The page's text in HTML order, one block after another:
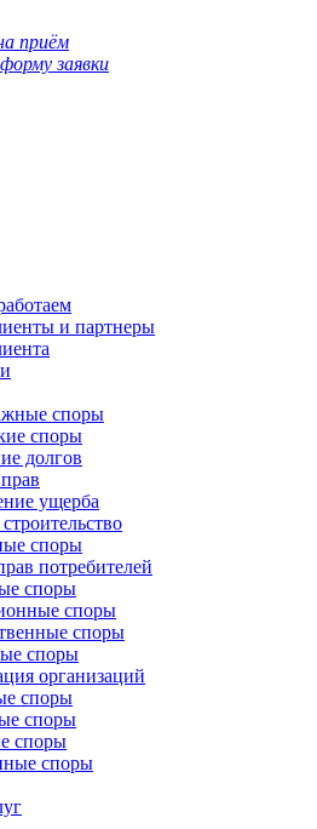
приём
заявки
и партнеры
споры
споры
долгов
ущерба
споры
потребителей
споры
споры
споры
споры
организаций
споры
споры
споры
споры